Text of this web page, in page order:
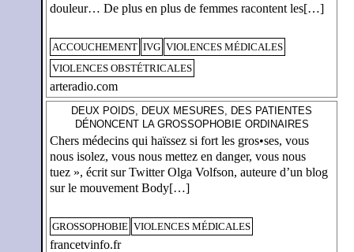
douleur… De plus en plus de femmes racontent les[…]
ACCOUCHEMENT IVG VIOLENCES MÉDICALES
VIOLENCES OBSTÉTRICALES
arteradio.com
DEUX POIDS, DEUX MESURES, DES PATIENTES
DÉNONCENT LA GROSSOPHOBIE ORDINAIRES
Chers médecins qui haïssez si fort les gros•ses, vous
nous isolez, vous nous mettez en danger, vous nous
tuez », écrit sur Twitter Olga Volfson, auteure d’un blog
sur le mouvement Body[…]
GROSSOPHOBIE VIOLENCES MÉDICALES
francetvinfo.fr